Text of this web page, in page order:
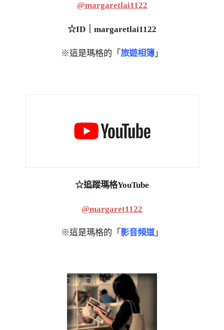
@margaretlai1122
☆ID｜margaretlai1122
※這是瑪格的「 旅遊相簿 」
☆追蹤瑪格YouTube
@margaret1122
※這是瑪格的「 影音頻道」